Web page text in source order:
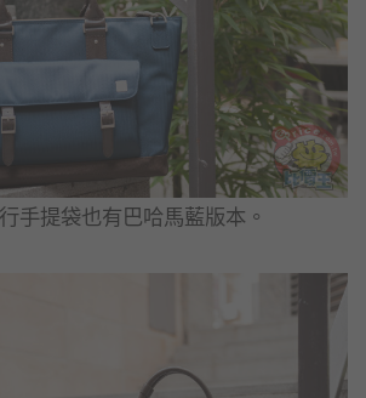
手提袋也有巴哈馬藍版本。